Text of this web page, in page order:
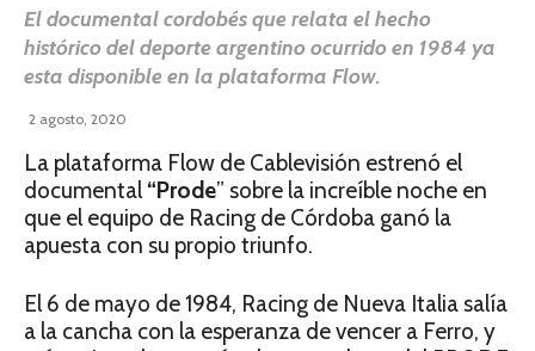
El documental cordobés que relata el hecho
histórico del deporte argentino ocurrido en 1984 ya
esta disponible en la plataforma Flow.
2 agosto, 2020
La plataforma Flow de Cablevisión estrenó el
documental “Prode” sobre la increíble noche en
que el equipo de Racing de Córdoba ganó la
apuesta con su propio triunfo.
El 6 de mayo de 1984, Racing de Nueva Italia salía
a la cancha con la esperanza de vencer a Ferro, y